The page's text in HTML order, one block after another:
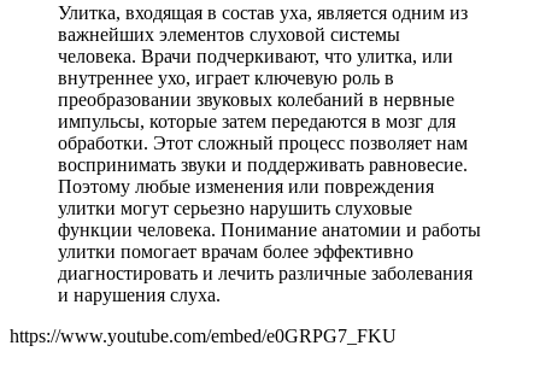
Улитка, входящая в состав уха, является одним из
важнейших элементов слуховой системы
человека. Врачи подчеркивают, что улитка, или
внутреннее ухо, играет ключевую роль в
преобразовании звуковых колебаний в нервные
импульсы, которые затем передаются в мозг для
обработки. Этот сложный процесс позволяет нам
воспринимать звуки и поддерживать равновесие.
Поэтому любые изменения или повреждения
улитки могут серьезно нарушить слуховые
функции человека. Понимание анатомии и работы
улитки помогает врачам более эффективно
диагностировать и лечить различные заболевания
и нарушения слуха.
https://www.youtube.com/embed/e0GRPG7_FKU